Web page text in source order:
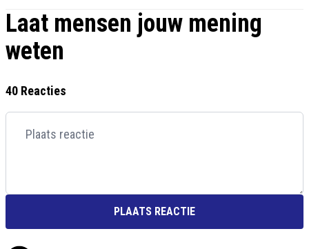
Laat mensen jouw mening
weten
40 Reacties
PLAATS REACTIE